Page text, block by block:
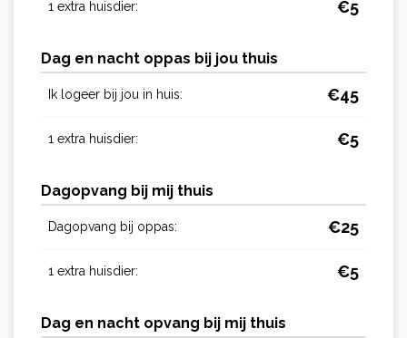
1 extra huisdier: €5
Dag en nacht oppas bij jou thuis
Ik logeer bij jou in huis: €45
1 extra huisdier: €5
Dagopvang bij mij thuis
Dagopvang bij oppas: €25
1 extra huisdier: €5
Dag en nacht opvang bij mij thuis